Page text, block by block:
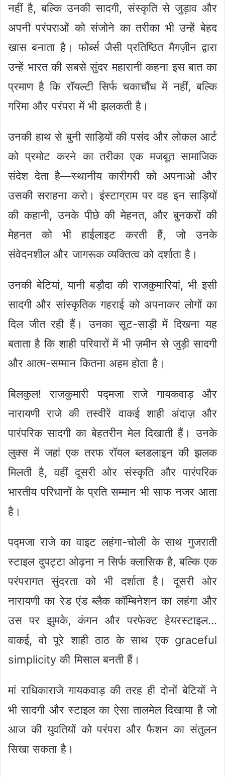
नहीं है, बल्कि उनकी सादगी, संस्कृति से जुड़ाव और
अपनी परंपराओं को संजोने का तरीका भी उन्हें बेहद
खास बनाता है। फोर्ब्स जैसी प्रतिष्ठित मैगज़ीन द्वारा
उन्हें भारत की सबसे सुंदर महारानी कहना इस बात का
प्रमाण है कि रॉयल्टी सिर्फ चकाचौंध में नहीं, बल्कि
गरिमा और परंपरा में भी झलकती है।
उनकी हाथ से बुनी साड़ियों की पसंद और लोकल आर्ट
को प्रमोट करने का तरीका एक मजबूत सामाजिक
संदेश देता है—स्थानीय कारीगरी को अपनाओ और
उसकी सराहना करो। इंस्टाग्राम पर वह इन साड़ियों
की कहानी, उनके पीछे की मेहनत, और बुनकरों की
मेहनत को भी हाईलाइट करती हैं, जो उनके
संवेदनशील और जागरूक व्यक्तित्व को दर्शाता है।
उनकी बेटियां, यानी बड़ौदा की राजकुमारियां, भी इसी
सादगी और सांस्कृतिक गहराई को अपनाकर लोगों का
दिल जीत रही हैं। उनका सूट-साड़ी में दिखना यह
बताता है कि शाही परिवारों में भी ज़मीन से जुड़ी सादगी
और आत्म-सम्मान कितना अहम होता है।
बिलकुल! राजकुमारी पद्मजा राजे गायकवाड़ और
नारायणी राजे की तस्वीरें वाकई शाही अंदाज़ और
पारंपरिक सादगी का बेहतरीन मेल दिखाती हैं। उनके
लुक्स में जहां एक तरफ रॉयल ब्लडलाइन की झलक
मिलती है, वहीं दूसरी ओर संस्कृति और पारंपरिक
भारतीय परिधानों के प्रति सम्मान भी साफ नजर आता
है।
पद्मजा राजे का वाइट लहंगा-चोली के साथ गुजराती
स्टाइल दुपट्टा ओढ़ना न सिर्फ क्लासिक है, बल्कि एक
परंपरागत सुंदरता को भी दर्शाता है। दूसरी ओर
नारायणी का रेड एंड ब्लैक कॉम्बिनेशन का लहंगा और
उस पर झुमके, कंगन और परफेक्ट हेयरस्टाइल…
वाकई, वो पूरे शाही ठाठ के साथ एक graceful
simplicity की मिसाल बनती हैं।
मां राधिकाराजे गायकवाड़ की तरह ही दोनों बेटियों ने
भी सादगी और स्टाइल का ऐसा तालमेल दिखाया है जो
आज की युवतियों को परंपरा और फैशन का संतुलन
सिखा सकता है।